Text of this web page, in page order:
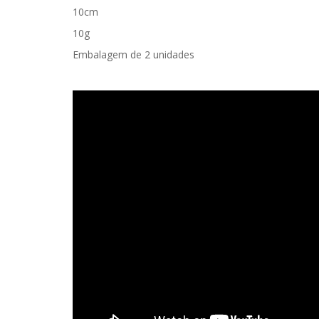
10cm
10g
Embalagem de 2 unidades